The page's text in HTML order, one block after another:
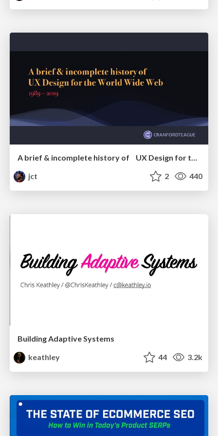
jct
2 440
Building Adaptive Systems
keathley
44 3.2k